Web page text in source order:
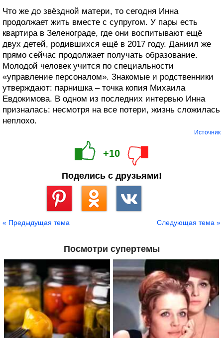
Что же до звёздной матери, то сегодня Инна
продолжает жить вместе с супругом. У пары есть
квартира в Зеленограде, где они воспитывают ещё
двух детей, родившихся ещё в 2017 году. Даниил же
прямо сейчас продолжает получать образование.
Молодой человек учится по специальности
«управление персоналом». Знакомые и родственники
утверждают: парнишка – точка копия Михаила
Евдокимова. В одном из последних интервью Инна
призналась: несмотря на все потери, жизнь сложилась
неплохо.
Источник
+10
Поделись с друзьями!
« Предыдущая тема Следующая тема »
Посмотри супертемы